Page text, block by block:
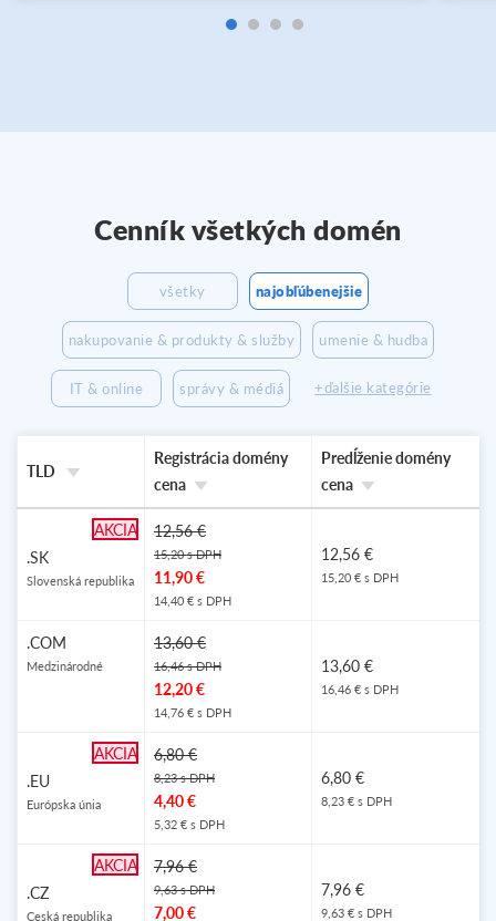
Cenník všetkých domén
všetky najobľúbenejšie
nakupovanie & produkty & služby umenie & hudba
IT & online správy & médiá +ďalšie kategórie
TLD
Registrácia domény
cena
Predĺženie domény
cena
AKCIA
.SK
Slovenská republika
12,56 €
15,20 s DPH
11,90 €
14,40 € s DPH
12,56 €
15,20 € s DPH
.COM
Medzinárodné
13,60 €
16,46 s DPH
12,20 €
14,76 € s DPH
13,60 €
16,46 € s DPH
AKCIA
.EU
Európska únia
6,80 €
8,23 s DPH
4,40 €
5,32 € s DPH
6,80 €
8,23 € s DPH
AKCIA
.CZ
Ceská republika
7,96 €
9,63 s DPH
7,00 €
7,96 €
9,63 € s DPH